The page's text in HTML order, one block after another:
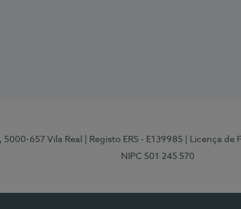
5000-657 Vila Real | Registo ERS - E139985 | Licença de
NIPC 501 245 570